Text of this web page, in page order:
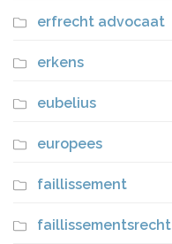
erfrecht advocaat
erkens
eubelius
europees
faillissement
faillissementsrecht